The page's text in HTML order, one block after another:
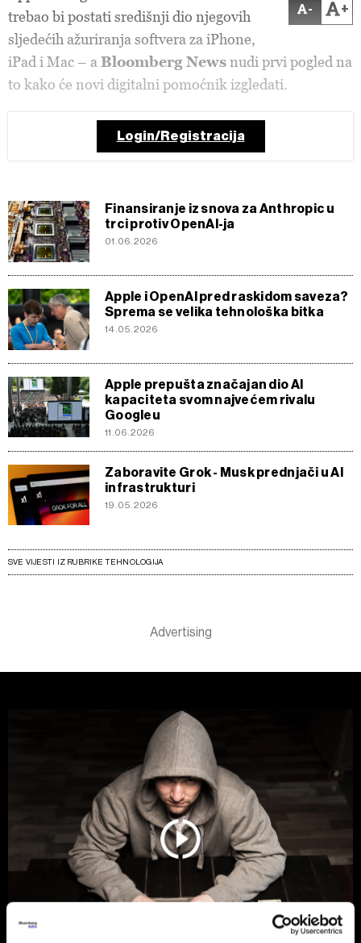
- +
trebao bi postati središnji dio njegovih
sljedećih ažuriranja softvera za iPhone,
iPad i Mac – a Bloomberg Newsnudi prvi pogled na
to kako će novi digitalni pomoćnik izgledati.
Login/Registracija
Finansiranje iz snova za Anthropic u
trci protiv OpenAI-ja
01.06.2026
Apple i OpenAI pred raskidom saveza?
Sprema se velika tehnološka bitka
14.05.2026
Apple prepušta značajan dio AI
kapaciteta svom najvećem rivalu
Googleu
11.06.2026
Zaboravite Grok - Musk prednjači u AI
infrastrukturi
19.05.2026
SVE VIJESTI IZ RUBRIKE TEHNOLOGIJA